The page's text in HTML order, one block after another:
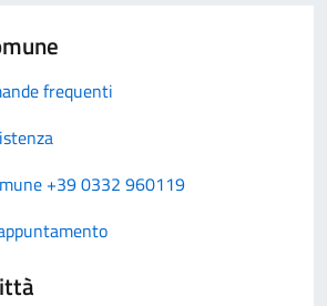
frequenti
+39 0332 960119